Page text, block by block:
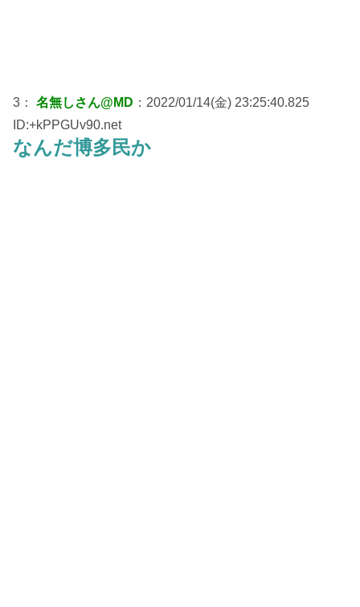
3： 名無しさん@MD ：2022/01/14(金) 23:25:40.825
ID:+kPPGUv90.net
なんだ博多民か